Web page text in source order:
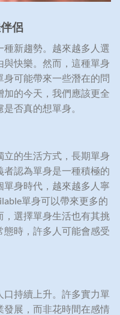
侶
新趨勢。越來越多人選
快樂。然而，這種單身
可能帶來一些潛在的問
的今天，我們應該更全
否真的想單身。
的生活方式，長期單身
者認為單身是一種積極的
身時代，越來越多人寧
單身可以帶來更多的
，選擇單身生活也有其挑
時，許多人可能會感受
持續上升。許多實力單
展，而非花時間在感情